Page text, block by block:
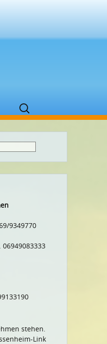
Suchen
nach:
9349770
06949083333
stehen.
Link